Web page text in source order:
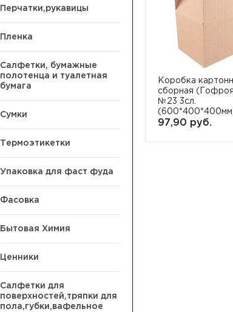
Перчатки,рукавицы
Пленка
Салфетки, бумажные
полотенца и туалетная
бумага
Сумки
Термоэтикетки
Упаковка для фаст фуда
Фасовка
Бытовая Химия
Ценники
Салфетки для
поверхностей,тряпки для
пола,губки,вафельное
Коробка
сборная
№23 3сл.
97,90 руб.